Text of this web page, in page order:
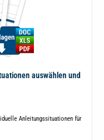
auswählen und
Anleitungssituationen für